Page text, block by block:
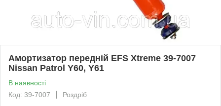
Амортизатор передній EFS Xtreme 39-7007
Nissan Patrol Y60, Y61
В наявності
Код: 39-7007
Роздріб